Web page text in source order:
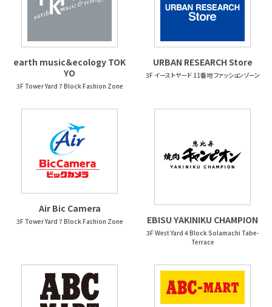
earth music＆ecology TOK
YO
3F Tower Yard 7 Block Fashion Zone
URBAN RESEARCH Store
3F イーストヤード 11番地 ファッションゾーン
Air Bic Camera
3F Tower Yard 7 Block Fashion Zone EBISU YAKINIKU CHAMPION
3F West Yard 4 Block Solamachi Tabe-
Terrace